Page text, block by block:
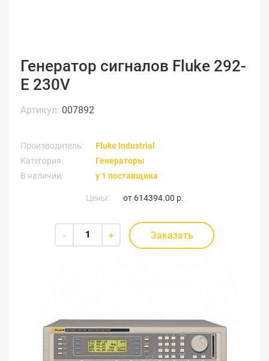
Генератор сигналов Fluke 292-
E 230V
Артикул: 007892
Производитель:
Fluke Industrial
Категория:
Генераторы
В наличии:
у 1 поставщика
Цены: от 614394.00 р.
- + Заказать